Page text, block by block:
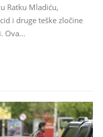
Ratku Mladiću,
i druge teške zločine
Ova...